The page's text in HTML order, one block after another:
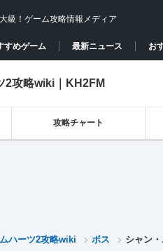
級！ゲーム攻略情報メディア
すめゲーム 最新ニュース お
2攻略wiki｜KH2FM
攻略チャート
ハーツ2攻略wiki ボス シャン